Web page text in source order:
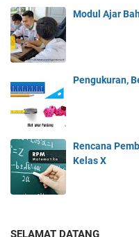
Modul Ajar
Pengukuran,
Rencana
Kelas X
SELAMAT DATANG